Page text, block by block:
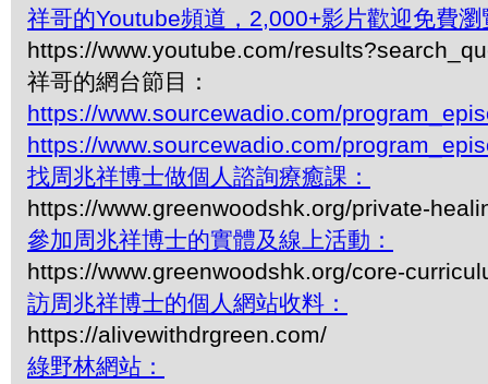
祥哥的Youtube頻道，2,000+影片歡迎免費瀏
https://www.youtube.com/
祥哥的網台節目：
https://www.sourcewadio.com/
https://www.sourcewadio.com/
找周兆祥博士做個人諮詢療癒課：
https://www.greenwoodshk.org/private-
參加周兆祥博士的實體及線上活動：
https://www.greenwoodshk.org/core-
訪周兆祥博士的個人網站收料：
https://alivewithdrgreen.com/
綠野林網站：